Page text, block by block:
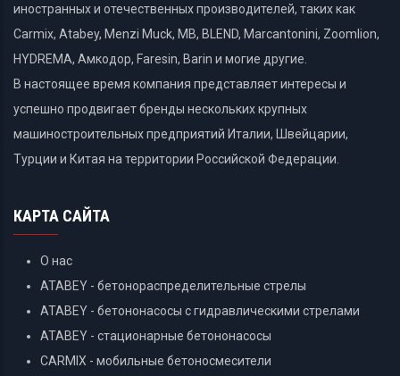
иностранных и отечественных производителей, таких как
Carmix, Atabey, Menzi Muck, MB, BLEND, Marcantonini, Zoomlion,
HYDREMA, Амкодор, Faresin, Barin и могие другие.
В настоящее время компания представляет интересы и
успешно продвигает бренды нескольких крупных
машиностроительных предприятий Италии, Швейцарии,
Турции и Китая на территории Российской Федерации.
КАРТА САЙТА
О нас
ATABEY - бетонораспределительные стрелы
ATABEY - бетононасосы с гидравлическими стрелами
ATABEY - стационарные бетононасосы
CARMIX - мобильные бетоносмесители